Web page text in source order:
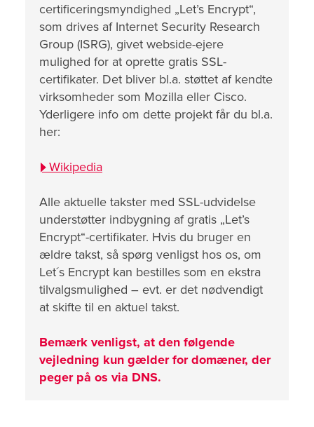
certificeringsmyndighed „Let’s Encrypt“,
som drives af Internet Security Research
Group (ISRG), givet webside-ejere
mulighed for at oprette gratis SSL-
certifikater. Det bliver bl.a. støttet af kendte
virksomheder som Mozilla eller Cisco.
Yderligere info om dette projekt får du bl.a.
her:
Wikipedia
Alle aktuelle takster med SSL-udvidelse
understøtter indbygning af gratis „Let’s
Encrypt“-certifikater. Hvis du bruger en
ældre takst, så spørg venligst hos os, om
Let´s Encrypt kan bestilles som en ekstra
tilvalgsmulighed – evt. er det nødvendigt
at skifte til en aktuel takst.
Bemærk venligst, at den følgende
vejledning kun gælder for domæner, der
peger på os via DNS.